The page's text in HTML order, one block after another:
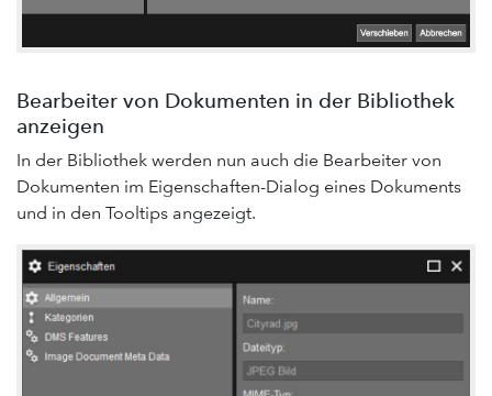
Bearbeiter von Dokumenten in der Bibliothek
anzeigen
In der Bibliothek werden nun auch die Bearbeiter von
Dokumenten im Eigenschaften-Dialog eines Dokuments
und in den Tooltips angezeigt.